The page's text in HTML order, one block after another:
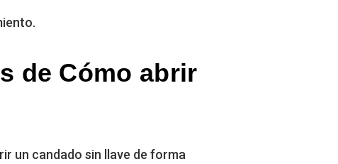
de Cómo abrir
un candado sin llave de forma